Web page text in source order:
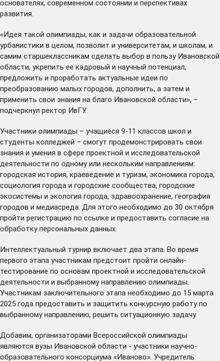
основателях, современном состоянии и перспективах
развития.
«Идея такой олимпиады, как и задачи образовательной
урбанистики в целом, позволит и университетам, и школам, и
самим старшеклассникам сделать выбор в пользу Ивановской
области, укрепить ее кадровый и научный потенциал,
предложить и проработать актуальные идеи по
преобразованию малых городов, дополнить, а затем и
применить свои знания на благо Ивановской области», –
подчеркнул ректор ИвГУ.
Участники олимпиады – учащиеся 9-11 классов школ и
студенты колледжей ­– смогут продемонстрировать свои
знания и умения в сфере проектной и исследовательской
деятельности по одному или нескольким направлениям:
городская история, краеведение и туризм, экономика города,
социология города и городские сообщества, городские
экосистемы и экология города, здравоохранение, география
городов и медиасреда. Для этого необходимо до 30 октября
пройти регистрацию по ссылке и предоставить согласие на
обработку персональных данных.
Интеллектуальный турнир включает два этапа. Во время
первого этапа участникам предстоит пройти онлайн-
тестирование по основам проектной и исследовательской
деятельности и выбранному направлению олимпиады.
Участникам заключительного этапа необходимо до 15 марта
2025 года предоставить и защитить конкурсную работу по
выбранному направлению, решить ситуационную задачу.
Добавим, организаторами Всероссийской олимпиады
являются вузы Ивановской области - участники научно-
образовательного консорциума «Иваново». Учредитель